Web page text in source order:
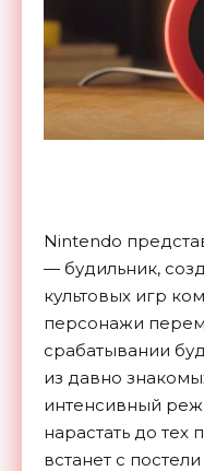
Nintendo
— будильник,
культовых игр
персонажи
срабатывании
из давно
интенсивный
нарастать до тех
встанет с